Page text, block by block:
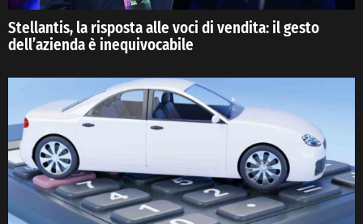
Stellantis, la risposta alle voci di vendita: il gesto
dell’azienda è inequivocabile